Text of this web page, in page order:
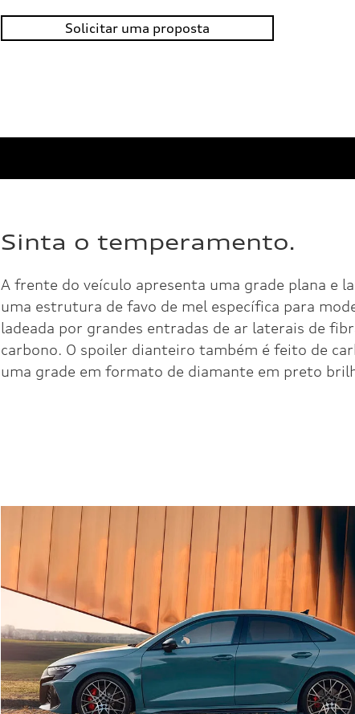
Solicitar uma proposta
Sinta o temperamento.
A frente do veículo apresenta uma grade plana e
uma estrutura de favo de mel específica para
ladeada por grandes entradas de ar laterais de
carbono. O spoiler dianteiro também é feito de
uma grade em formato de diamante em preto